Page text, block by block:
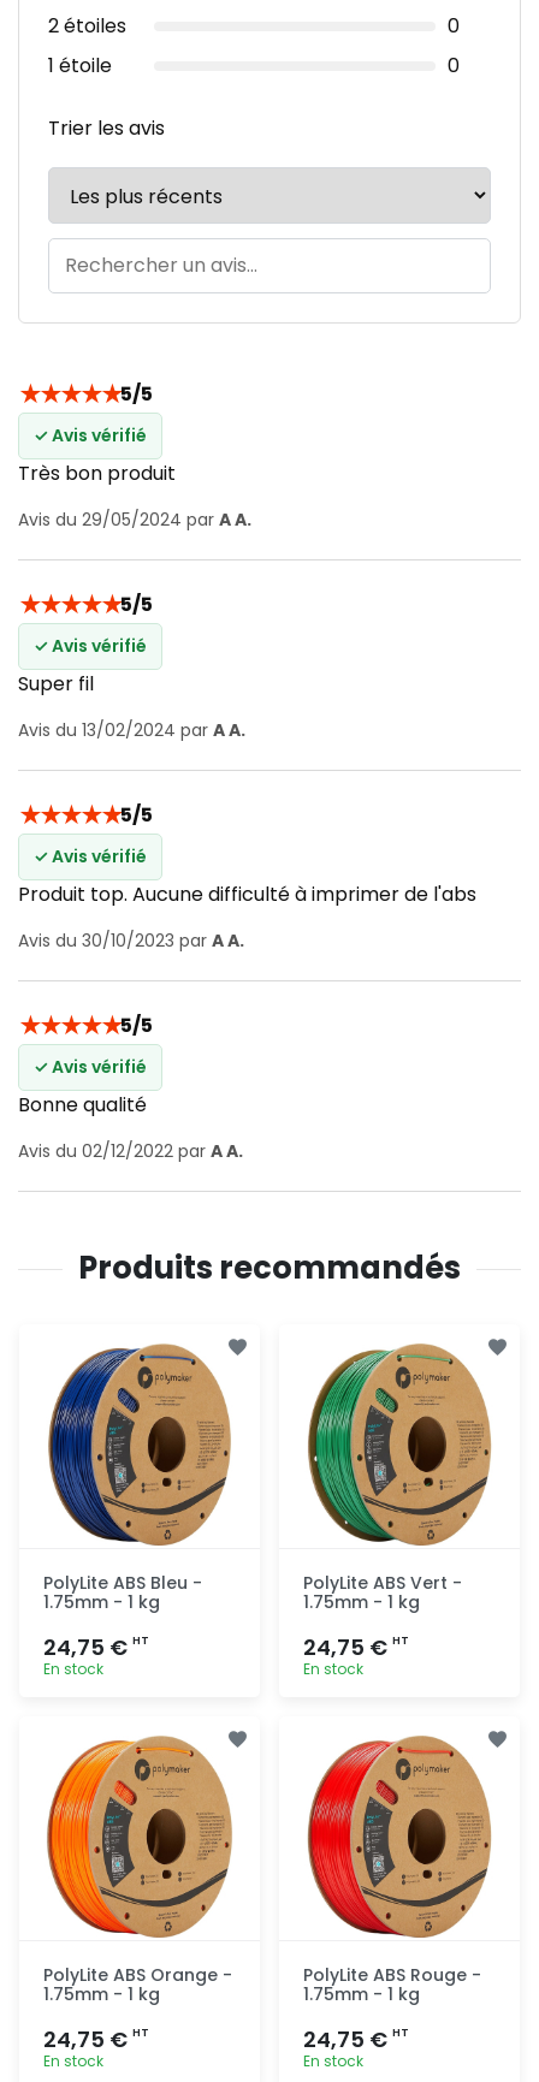
2 étoiles
0
1 étoile
0
Trier les avis
★★★★★5/5
✓ Avis vérifié
Très bon produit
Avis du 29/05/2024 par A A.
★★★★★5/5
✓ Avis vérifié
Super fil
Avis du 13/02/2024 par A A.
★★★★★5/5
✓ Avis vérifié
Produit top. Aucune difficulté à imprimer de l'abs
Avis du 30/10/2023 par A A.
★★★★★5/5
✓ Avis vérifié
Bonne qualité
Avis du 02/12/2022 par A A.
Produits recommandés
PolyLite ABS Bleu -
1.75mm - 1 kg
24,75 € HT
En stock
rapide
PolyLite ABS Vert -
1.75mm - 1 kg
24,75 € HT
En stock
rapide
PolyLite ABS Orange -
1.75mm - 1 kg
24,75 € HT
En stock
PolyLite ABS Rouge -
1.75mm - 1 kg
24,75 € HT
En stock